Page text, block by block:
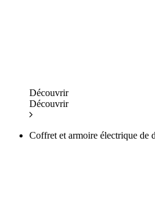
Découvrir
Découvrir
Coffret et armoire électrique de